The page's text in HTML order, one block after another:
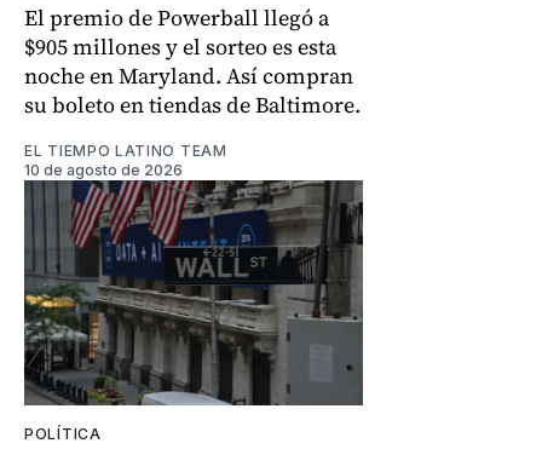
El premio de Powerball llegó a
$905 millones y el sorteo es esta
noche en Maryland. Así compran
su boleto en tiendas de Baltimore.
EL TIEMPO LATINO TEAM
10 de agosto de 2026
POLÍTICA